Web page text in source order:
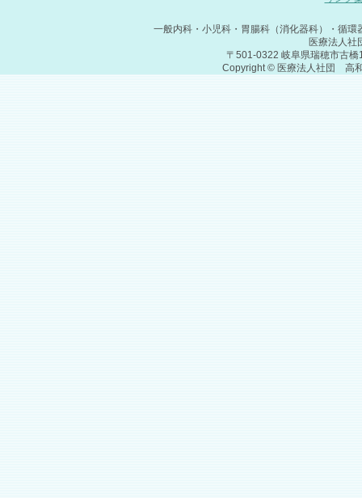
一般内科・小児科・胃腸科（消化器科）・循
医療法人
〒501-0322 岐阜県瑞穂市古
Copyright © 医療法人社団 高